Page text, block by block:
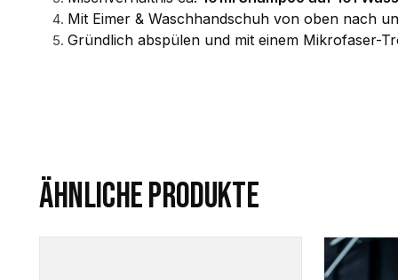
Mit Eimer & Waschhandschuh von oben nach
Gründlich abspülen und mit einem Mikrofaser-
ÄHNLICHE PRODUKTE